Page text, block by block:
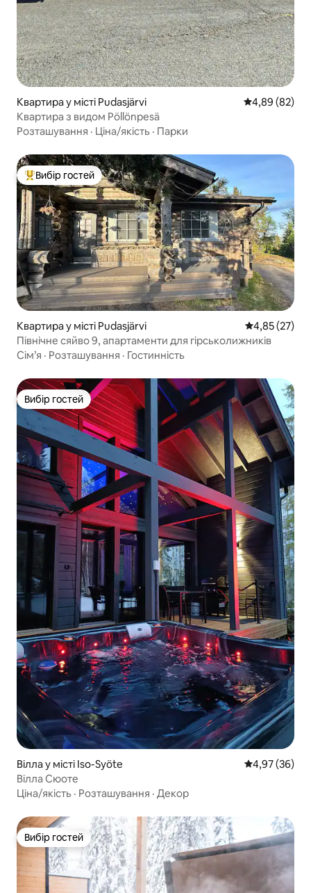
Квартира у місті Pudasjärvi Середня
4,89 (82)
Квартира з видом Pöllönpesä
Розташування · Ціна/якість · Парки
Топ вибір гостей
Вибір гостей
Квартира у місті Pudasjärvi Середня
4,85 (27)
Північне сяйво 9, апартаменти для гірськолижників
Сім’я · Розташування · Гостинність
Вибір гостей
Вибір гостей
Вілла у місті Iso-Syöte Середня
4,97 (36)
Вілла Сюоте
Ціна/якість · Розташування · Декор
Вибір гостей
Вибір гостей